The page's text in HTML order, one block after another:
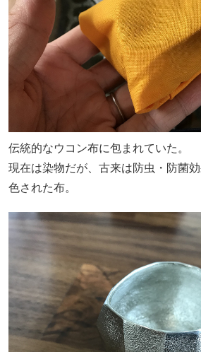
伝統的なウコン布に包まれていた。
現在は染物だが、古来は防虫・防菌
色された布。